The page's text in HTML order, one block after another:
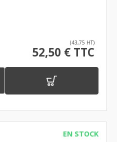
(43,75 HT)
52,50 € TTC
EN STOCK